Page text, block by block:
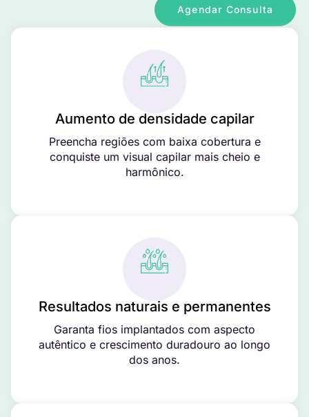
Agendar Consulta
Aumento de densidade capilar
Preencha regiões com baixa cobertura e
conquiste um visual capilar mais cheio e
harmônico.
Resultados naturais e permanentes
Garanta fios implantados com aspecto
autêntico e crescimento duradouro ao longo
dos anos.